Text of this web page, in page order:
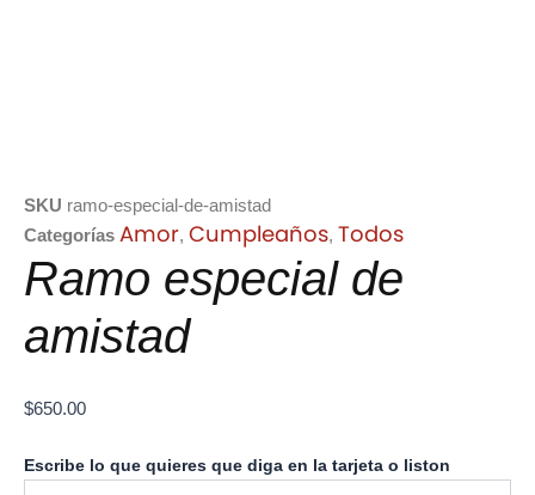
SKU ramo-especial-de-amistad
Categorías Amor, Cumpleaños, Todos
Ramo especial de
amistad
$650.00
Escribe lo que quieres que diga en la tarjeta o liston
Ramo
especial